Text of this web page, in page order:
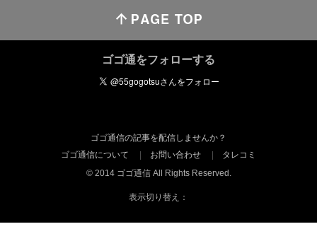
ゴゴ通をフォローする
ゴゴ通信の記事を配信しませんか？
ゴゴ通信について
お問い合わせ
タレコミ
© 2014 ゴゴ通信 All Rights Reserved.
表示切り替え：